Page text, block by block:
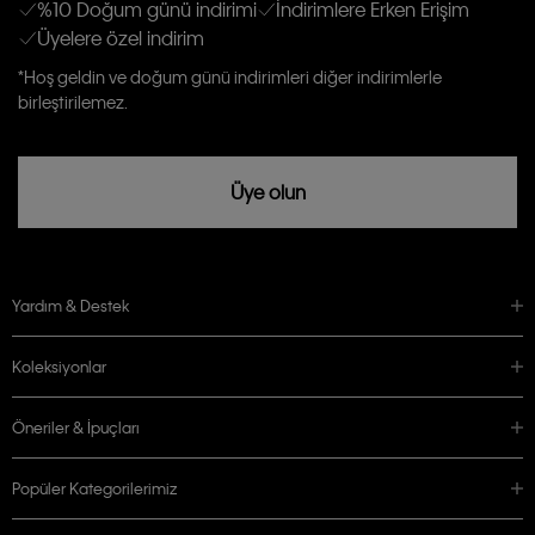
Aydınlatma Metni’niokuduğumu kabul ediyorum.
Calvin Klein tarafından kişisel verilerimin yurtdışına aktarılmasına açık
rızam vardır
%10 Doğum günü indirimi
İndirimlere Erken Erişim
Üyelere özel indirim
*Hoş geldin ve doğum günü indirimleri diğer indirimlerle
birleştirilemez.
Üye olun
Yardım & Destek
Koleksiyonlar
Öneriler & İpuçları
Popüler Kategorilerimiz